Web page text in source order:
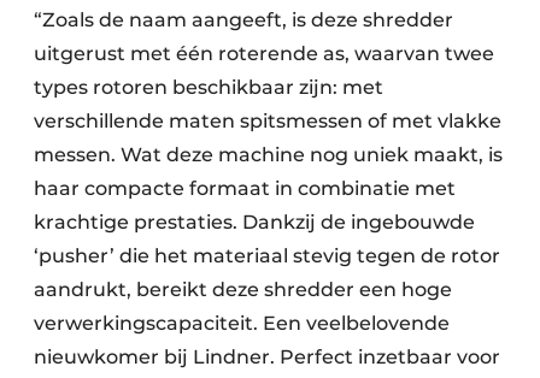
“Zoals de naam aangeeft, is deze shredder
uitgerust met één roterende as, waarvan twee
types rotoren beschikbaar zijn: met
verschillende maten spitsmessen of met vlakke
messen. Wat deze machine nog uniek maakt, is
haar compacte formaat in combinatie met
krachtige prestaties. Dankzij de ingebouwde
‘pusher’ die het materiaal stevig tegen de rotor
aandrukt, bereikt deze shredder een hoge
verwerkingscapaciteit. Een veelbelovende
nieuwkomer bij Lindner. Perfect inzetbaar voor